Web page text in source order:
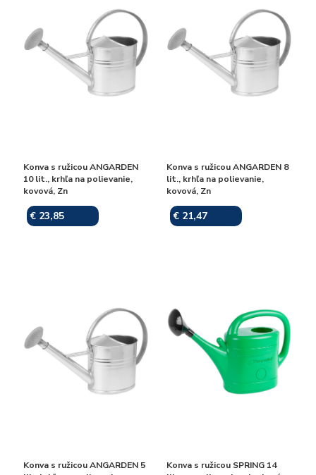
Konva s ružicou ANGARDEN
10 lit., krhľa na polievanie,
kovová, Zn
€ 23,85
Konva s ružicou ANGARDEN 8
lit., krhľa na polievanie,
kovová, Zn
€ 21,47
Konva s ružicou ANGARDEN 5
Konva s ružicou SPRING 14